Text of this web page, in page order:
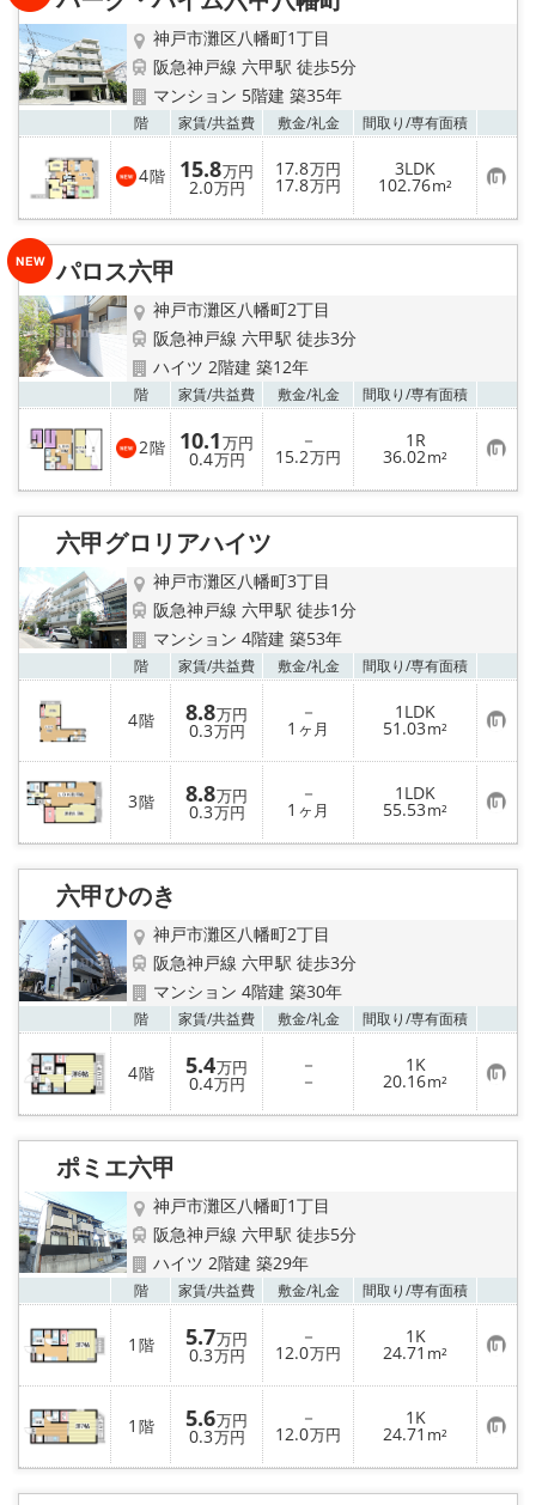
神戸市灘区八幡町1丁目
阪急神戸線 六甲駅 徒歩5分
マンション 5階建 築35年
階 家賃/共益費 敷金/礼金 間取り/専有面積
4階 15.8万円
2.0万円
17.8万円
17.8万円
3LDK
102.76m² お
気
に
り
パロス六甲
神戸市灘区八幡町2丁目
阪急神戸線 六甲駅 徒歩3分
ハイツ 2階建 築12年
階 家賃/共益費 敷金/礼金 間取り/専有面積
2階 10.1万円
0.4万円
－
15.2万円
1R
36.02m² お
気
に
り
六甲グロリアハイツ
神戸市灘区八幡町3丁目
阪急神戸線 六甲駅 徒歩1分
マンション 4階建 築53年
階 家賃/共益費 敷金/礼金 間取り/専有面積
4階 8.8万円
0.3万円
－
1 ヶ月
1LDK
51.03m² お
気
に
入
り
登
録
3階 8.8万円
0.3万円
－
1 ヶ月
1LDK
55.53m² お
気
に
り
六甲ひのき
神戸市灘区八幡町2丁目
阪急神戸線 六甲駅 徒歩3分
マンション 4階建 築30年
階 家賃/共益費 敷金/礼金 間取り/専有面積
4階 5.4万円
0.4万円
－
－
1K
20.16m² お
気
に
り
ポミエ六甲
神戸市灘区八幡町1丁目
阪急神戸線 六甲駅 徒歩5分
ハイツ 2階建 築29年
階 家賃/共益費 敷金/礼金 間取り/専有面積
1 階 5.7万円
0.3万円
－
12.0万円
1K
24.71 m² お
気
に
入
り
登
録
1 階 5.6万円
0.3万円
－
12.0万円
1K
24.71 m² お
気
に
り